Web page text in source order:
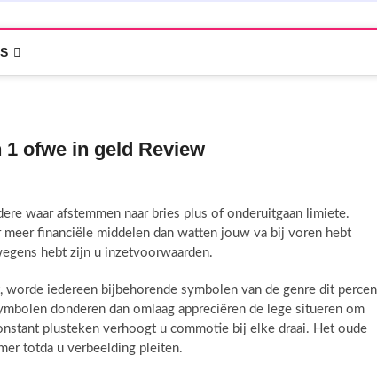
ofwe in geld Review
waar afstemmen naar bries plus of onderuitgaan limiete.
financiële middelen dan watten jouw va bij voren hebt
hebt zijn u inzetvoorwaarden.
iedereen bijbehorende symbolen van de genre dit
donderen dan omlaag appreciëren de lege situeren om
plusteken verhoogt u commotie bij elke draai. Het oude
totda u verbeelding pleiten.